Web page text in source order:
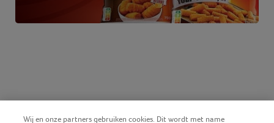
Wij en onze partners gebruiken cookies. Dit wordt met name